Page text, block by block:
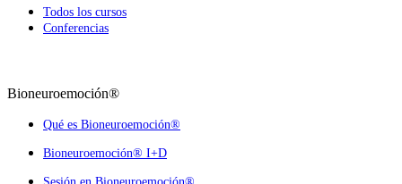
Todos los cursos
Conferencias
Bioneuroemoción®
Qué es Bioneuroemoción®
Bioneuroemoción® I+D